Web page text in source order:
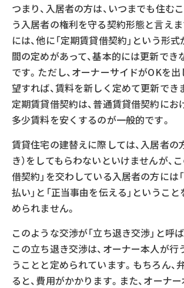
つまり、入居者の方は、いつまでも住む
う入居者の権利を守る契約形態と言え
には、他に「定期賃貸借契約」という形
間の定めがあって、基本的には更新でき
です。ただし、オーナーサイドがOKを出
望すれば、賃料を新しく定めて更新でき
定期賃貸借契約は、普通賃貸借契約にお
多少賃料を安くするのが一般的です。
賃貸住宅の建替えに際しては、入居者の
き）をしてもらわないといけませんが、
借契約」を交わしている入居者の方には
払い」と「正当事由を伝える」というこ
められません。
このような交渉が「立ち退き交渉」と呼
この立ち退き交渉は、オーナー本人が行
うことと定められています。もちろん、
ると、費用がかかります。また、オーナ